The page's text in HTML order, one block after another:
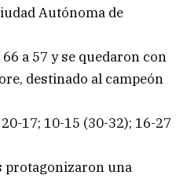
Autónoma de
a 57 y se quedaron con
destinado al campeón
17; 10-15 (30-32); 16-27
protagonizaron una